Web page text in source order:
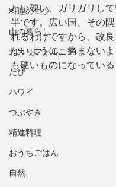
料理のコツ
山の暮らし
北カリフォルニア
たび
ハワイ
つぶやき
精進料理
おうちごはん
自然
たい硬い、ガリガリし
半です。広い国、その
れるわけですから、改
ないように、痛まない
も硬いものになっている